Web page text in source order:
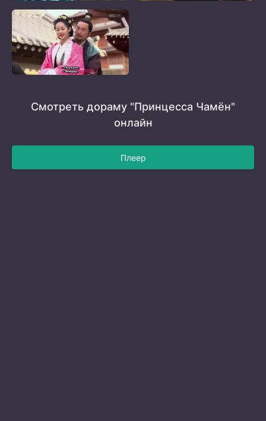
Смотреть дораму "Принцесса Чамён"
онлайн
Плеер